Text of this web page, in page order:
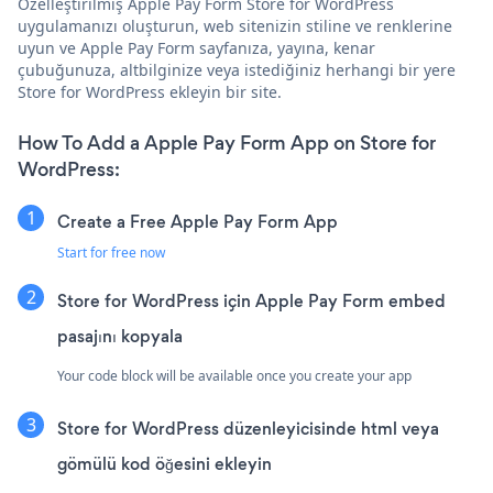
uygulamanızı oluşturun, web sitenizin stiline ve renklerine
uyun ve Apple Pay Form sayfanıza, yayına, kenar
çubuğunuza, altbilginize veya istediğiniz herhangi bir yere
Store for WordPress ekleyin bir site.
How To Add a Apple Pay Form App on Store for
WordPress:
Create a Free Apple Pay Form App
Start for free now
Store for WordPress için Apple Pay Form embed
pasajını kopyala
Your code block will be available once you create your app
Store for WordPress düzenleyicisinde html veya
gömülü kod öğesini ekleyin